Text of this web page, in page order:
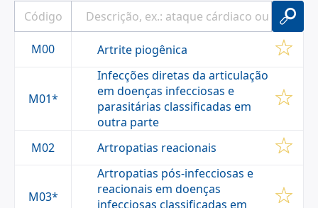
SHIGELLA, SALMONELLA, YERSINIA, CAMPYLOBACTER
ou CHLAMYDIA TRACHOMATIS. A artrite reativa está
fortemente associada com ANTÍGENO HLA-B27.
Artrite Infecciosa
Artrite Bacteriana;Artrite Séptica;Artrite
Definição:
Artrite causada por BACTÉRIA, RICKETTSIA,
MYCOPLASMA, VÍRUS, FUNGOS ou PARASITAS.
M00 Artrite piogênica
M01*
Infecções diretas da articulação
em doenças infecciosas e
parasitárias classificadas em
outra parte
M02
Artropatias reacionais
M03*
Artropatias pós-infecciosas e
reacionais em doenças
infecciosas classificadas em